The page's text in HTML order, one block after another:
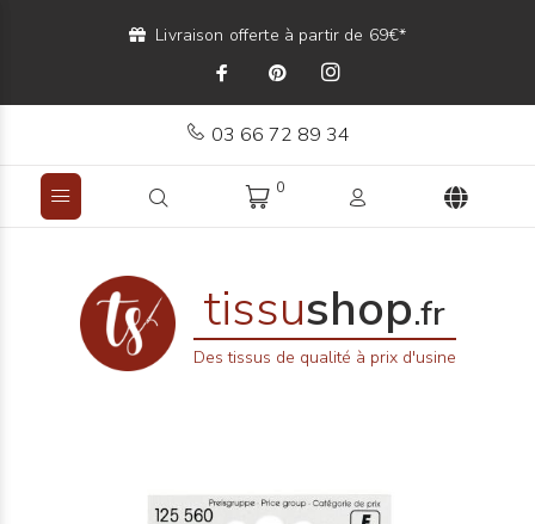
Livraison offerte à partir de 69€*
03 66 72 89 34
0
tissushop.fr
Des tissus de qualité à prix d'usine